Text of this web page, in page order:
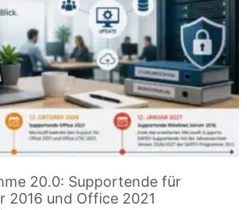
20.0: Supportende für
2016 und Office 2021